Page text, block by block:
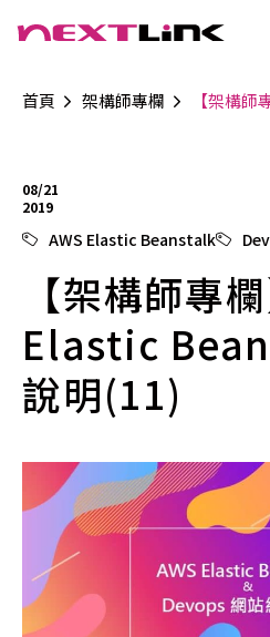
首頁 架構師專欄 【架構師專欄
08/21
2019
AWS Elastic Beanstalk
【架構師專
Elastic
說明(11)